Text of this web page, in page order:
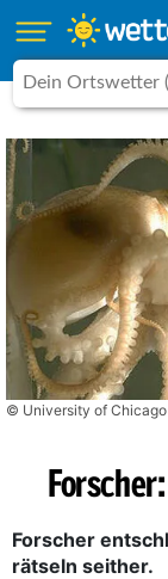
© University of Chicago
Forscher
rätseln seither.